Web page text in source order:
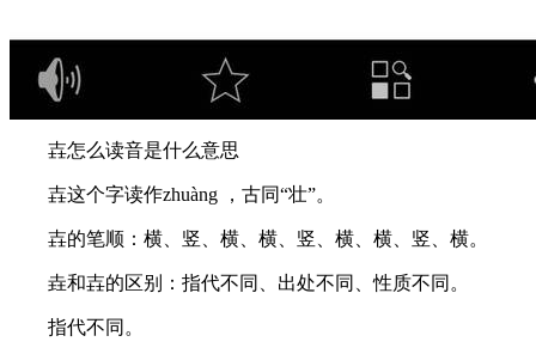
壵怎么读音是什么意思
壵这个字读作zhuàng ，古同“壮”。
壵的笔顺：横、竖、横、横、竖、横、横、竖、横。
垚和壵的区别：指代不同、出处不同、性质不同。
指代不同。